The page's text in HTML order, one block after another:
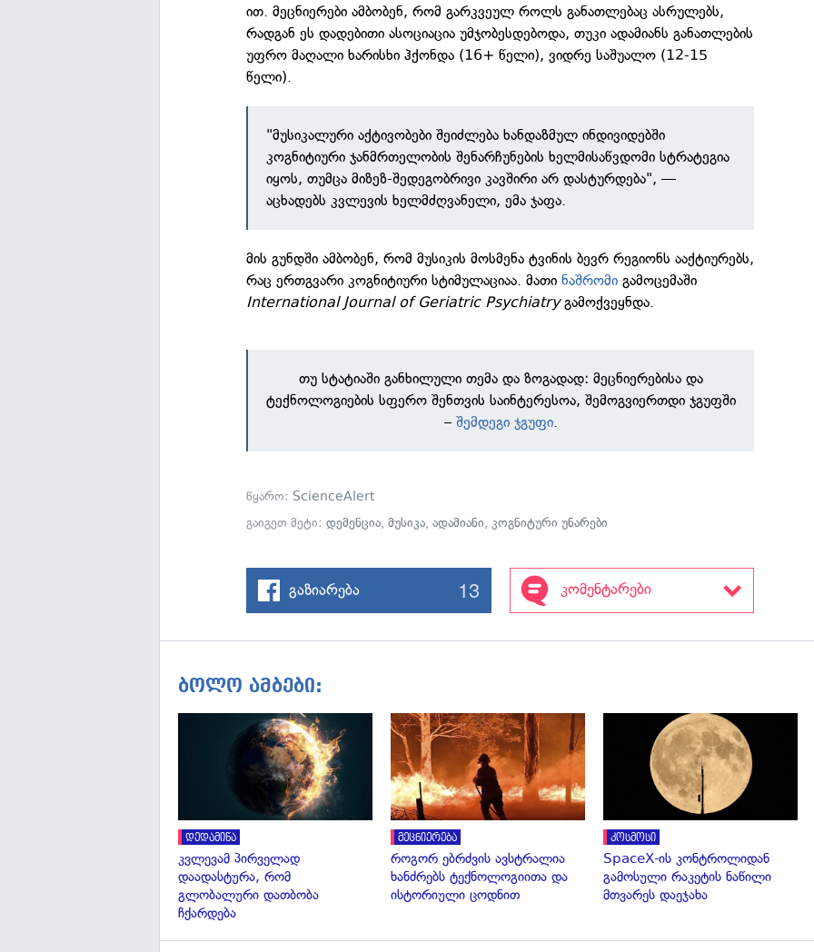
ით. მეცნიერები ამბობენ, რომ გარკვეულ როლს განათლებაც ასრულებს,
რადგან ეს დადებითი ასოციაცია უმჯობესდებოდა, თუკი ადამიანს განათლების
უფრო მაღალი ხარისხი ჰქონდა (16+ წელი), ვიდრე საშუალო (12-15
წელი).
"მუსიკალური აქტივობები შეიძლება ხანდაზმულ ინდივიდებში
კოგნიტიური ჯანმრთელობის შენარჩუნების ხელმისაწვდომი სტრატეგია
იყოს, თუმცა მიზეზ-შედეგობრივი კავშირი არ დასტურდება", —
აცხადებს კვლევის ხელმძღვანელი, ემა ჯაფა.
მის გუნდში ამბობენ, რომ მუსიკის მოსმენა ტვინის ბევრ რეგიონს ააქტიურებს,
რაც ერთგვარი კოგნიტიური სტიმულაციაა. მათინაშრომი გამოცემაში
International Journal of Geriatric Psychiatryგამოქვეყნდა.
თუ სტატიაში განხილული თემა და ზოგადად: მეცნიერებისა და
ტექნოლოგიების სფერო შენთვის საინტერესოა, შემოგვიერთდი ჯგუფში
–შემდეგი ჯგუფი.
წყარო: ScienceAlert
გაიგეთ მეტი:დემენცია,მუსიკა,ადამიანი,კოგნიტური უნარები
გაზიარება 13 კომენტარები
ბოლო ამბები:
გადახედვა
დედამიწა
კვლევამ პირველად
დაადასტურა, რომ
გლობალური დათბობა
ჩქარდება
გადახედვა
მეცნიერება
როგორ ებრძვის ავსტრალია
ხანძრებს ტექნოლოგიითა და
ისტორიული ცოდნით
კოსმოსი
SpaceX-ის კონტროლიდან
გამოსული რაკეტის ნაწილი
მთვარეს დაეჯახა